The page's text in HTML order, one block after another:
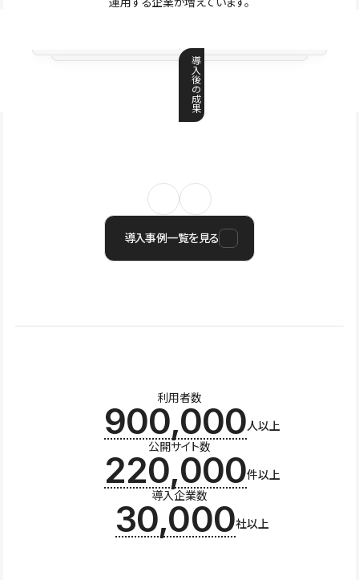
導
入
後
の
成
果
導入事例一覧を見る
利用者数
900,000人以上
公開サイト数
220,000件以上
導入企業数
30,000社以上